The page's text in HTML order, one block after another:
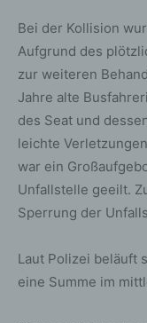
Bei der Kollision
Aufgrund des
zur weiteren
Jahre alte
des Seat und
leichte
war ein
Unfallstelle geeilt.
Sperrung der
Laut Polizei beläuft
eine Summe im